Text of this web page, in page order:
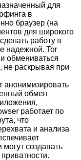
для
в
браузер (на
для широкого
работу в
надежной. Tor
обмениваться
не раскрывая при
анонимизировать
обмен
работает по
что
и анализа
создавать